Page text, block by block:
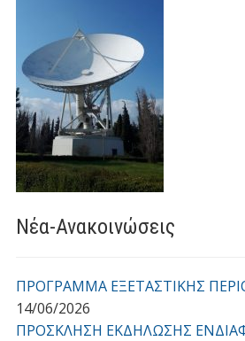
Νέα-Ανακοινώσεις
ΠΡΟΓΡΑΜΜΑ ΕΞΕΤΑΣΤΙΚΗΣ
14/06/2026
ΠΡΟΣΚΛΗΣΗ ΕΚΔΗΛΩΣΗΣ